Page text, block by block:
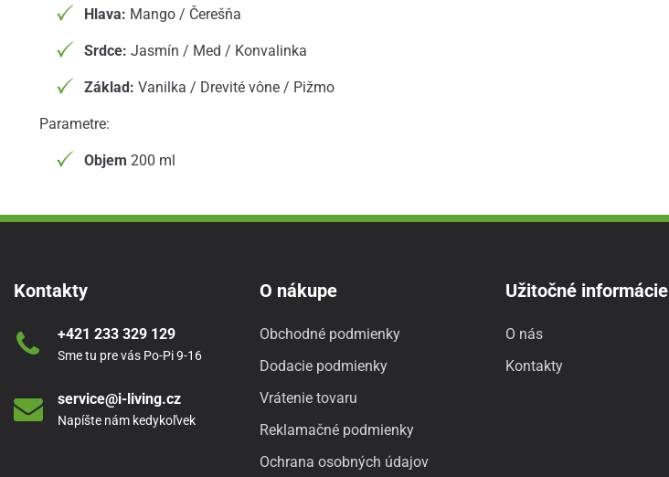
Hlava: Mango / Čerešňa
Srdce: Jasmín / Med / Konvalinka
Základ: Vanilka / Drevité vône / Pižmo
Parametre:
Objem 200 ml
Kontakty
+421 233 329 129
Sme tu pre vás Po-Pi 9-16
service@i-living.cz
Napíšte nám kedykoľvek
O nákupe
Obchodné podmienky
Dodacie podmienky
Vrátenie tovaru
Reklamačné podmienky
Ochrana osobných údajov
Užitočné informácie
O nás
Kontakty